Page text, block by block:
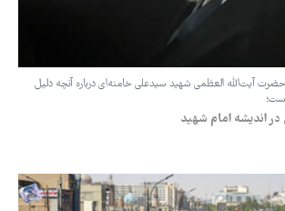
حضرت آیت‌الله‌ العظمی شهید سیدعلی خامنه‌ای درباره آنچه دلیل
اندیشه امام شهید